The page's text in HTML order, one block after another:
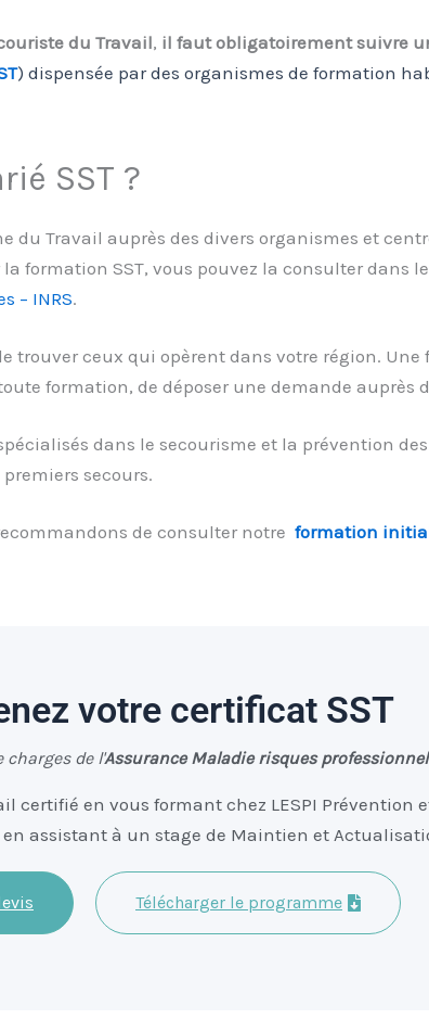
du Travail, il faut obligatoirement suivre
) dispensée par des organismes de formation
SST ?
du Travail auprès des divers organismes et
formation SST, vous pouvez la consulter dans
– INRS.
trouver ceux qui opèrent dans votre région.
formation, de déposer une demande auprès
dans le secourisme et la prévention
secours.
de consulter notre formation
votre certificat SST
charges de l'Assurance Maladie risques
certifié en vous formant chez LESPI Prévention
assistant à un stage de Maintien et
Télécharger le programme